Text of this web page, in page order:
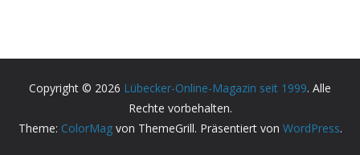
Copyright © 2026 Lübecker-Online-Magazin seit 1999. Alle
Rechte vorbehalten.
Theme: ColorMagvon ThemeGrill. Präsentiert von WordPress.